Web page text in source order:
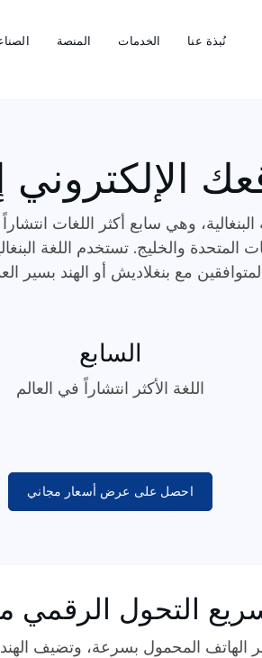
نُبذة عنا الخدمات المنصة
الإلكتروني
أصلي للغة البنغالية، وهي سابع أكثر
المتحدة والخليج. تستخدم اللغة
السابع
اللغة الأكثر انتشاراً في العالم
احصل على عرض أسعار مجاني
التحول الرقمي
المحمول بسرعة، وتضيف الهند